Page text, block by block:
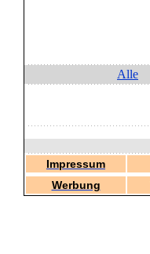
Alle
Impressum
Werbung